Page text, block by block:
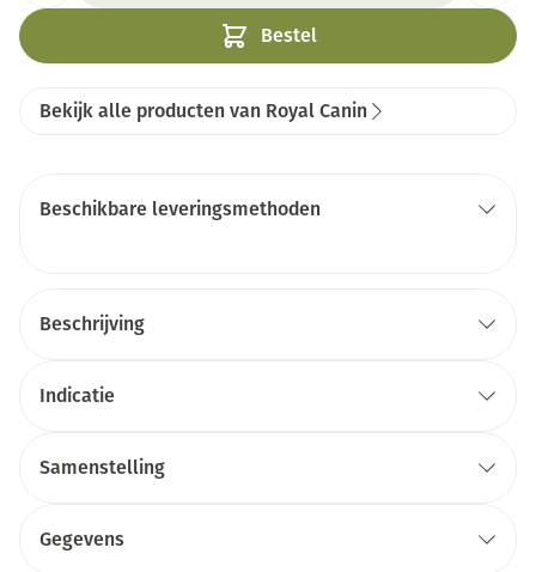
Bestel
Bekijk alle producten van Royal Canin
Beschikbare leveringsmethoden
Beschrijving
Indicatie
Samenstelling
Gegevens